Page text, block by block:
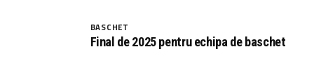
BASCHET
Final de 2025 pentru echipa de baschet